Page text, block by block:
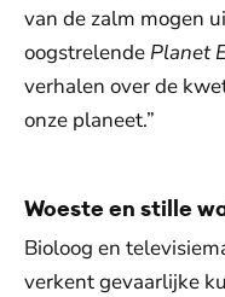
van de zalm mogen
oogstrelende Planet
verhalen over de
onze planeet.”
Woeste en stille
Bioloog en
verkent gevaarlijke